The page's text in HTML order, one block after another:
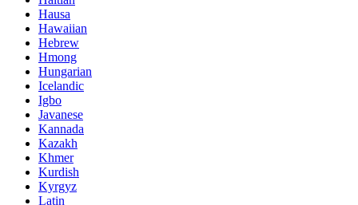
Hausa
Hawaiian
Hebrew
Hmong
Hungarian
Icelandic
Igbo
Javanese
Kannada
Kazakh
Khmer
Kurdish
Kyrgyz
Latin